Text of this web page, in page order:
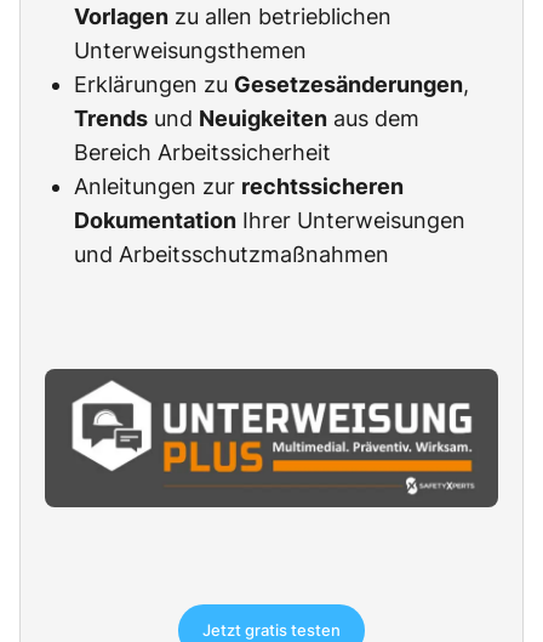
Vorlagen zu allen betrieblichen
Unterweisungsthemen
Erklärungen zu Gesetzesänderungen,
Trends und Neuigkeiten aus dem
Bereich Arbeitssicherheit
Anleitungen zur rechtssicheren
Dokumentation Ihrer Unterweisungen
und Arbeitsschutzmaßnahmen
Jetzt gratis testen